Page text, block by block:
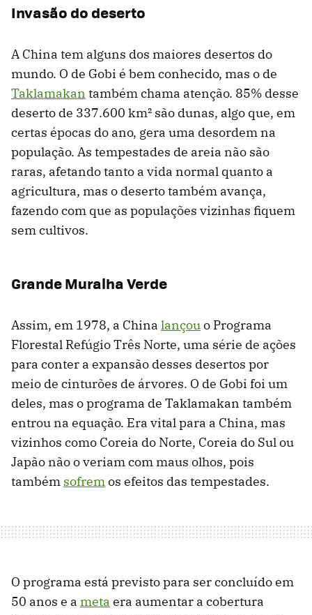
Invasão do deserto
A China tem alguns dos maiores desertos do
mundo. O de Gobi é bem conhecido, mas o de
Taklamakan também chama atenção. 85% desse
deserto de 337.600 km² são dunas, algo que, em
certas épocas do ano, gera uma desordem na
população. As tempestades de areia não são
raras, afetando tanto a vida normal quanto a
agricultura, mas o deserto também avança,
fazendo com que as populações vizinhas fiquem
sem cultivos.
Grande Muralha Verde
Assim, em 1978, a China lançouo Programa
Florestal Refúgio Três Norte, uma série de ações
para conter a expansão desses desertos por
meio de cinturões de árvores. O de Gobi foi um
deles, mas o programa de Taklamakan também
entrou na equação. Era vital para a China, mas
vizinhos como Coreia do Norte, Coreia do Sul ou
Japão não o veriam com maus olhos, pois
também sofremos efeitos das tempestades.
O programa está previsto para ser concluído em
50 anos e a meta era aumentar a cobertura